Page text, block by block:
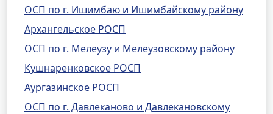
ОСП по г. Ишимбаю и Ишимбайскому району
Архангельское РОСП
ОСП по г. Мелеузу и Мелеузовскому району
Кушнаренковское РОСП
Аургазинское РОСП
ОСП по г. Давлеканово и Давлекановскому